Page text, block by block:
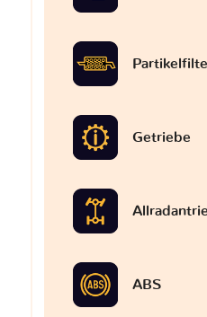
Getriebe
ABS